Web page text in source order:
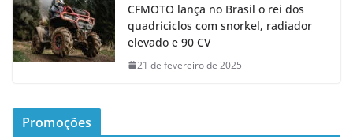
CFMOTO lança no Brasil o rei dos
quadriciclos com snorkel, radiador
elevado e 90 CV
21 de fevereiro de 2025
Promoções